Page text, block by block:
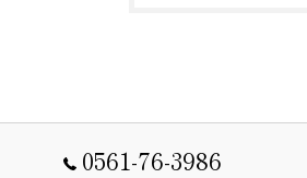
0561-76-3986